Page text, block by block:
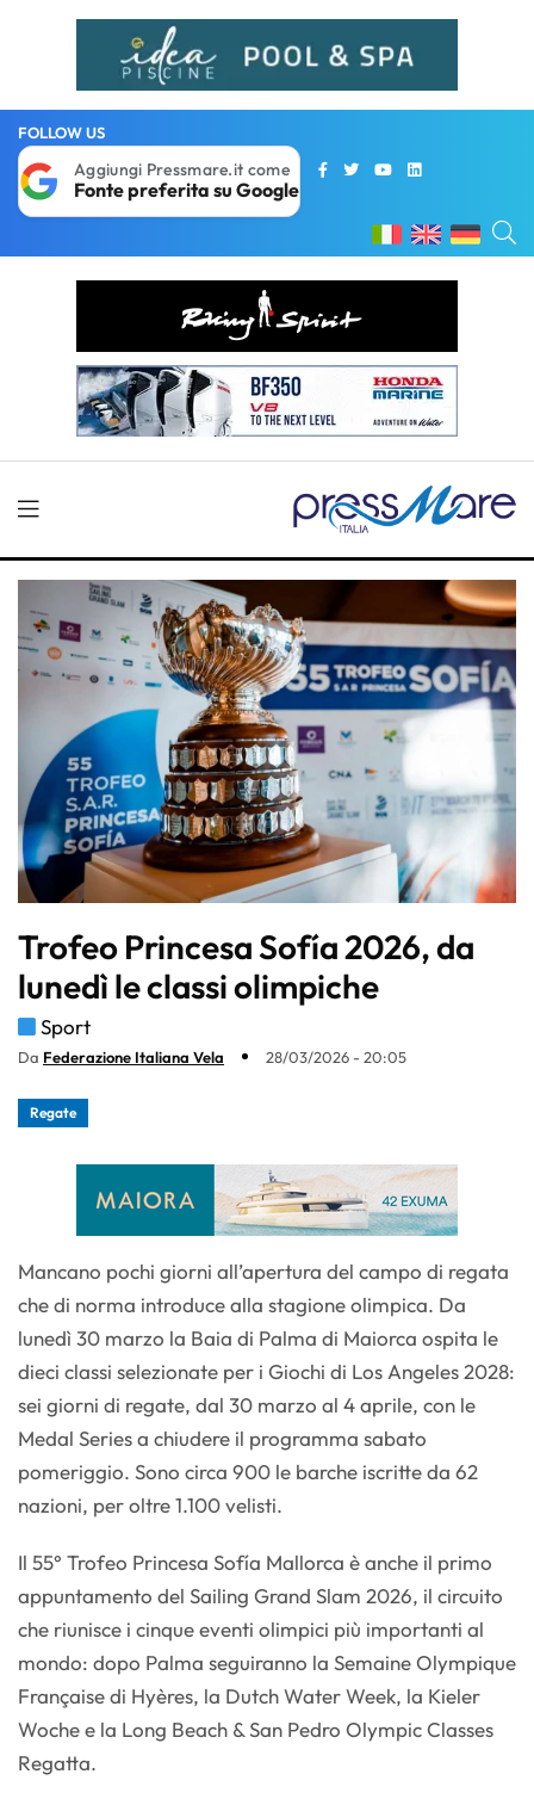
FOLLOW US
Aggiungi Pressmare.it come
Fonte preferita su Google
Trofeo Princesa Sofía 2026, da
lunedì le classi olimpiche
Sport
Da Federazione Italiana Vela 28/03/2026 - 20:05
Regate
Mancano pochi giorni all’apertura del campo di regata
che di norma introduce alla stagione olimpica. Da
lunedì 30 marzo la Baia di Palma di Maiorca ospita le
dieci classi selezionate per i Giochi di Los Angeles 2028:
sei giorni di regate, dal 30 marzo al 4 aprile, con le
Medal Series a chiudere il programma sabato
pomeriggio. Sono circa 900 le barche iscritte da 62
nazioni, per oltre 1.100 velisti.
Il 55° Trofeo Princesa Sofía Mallorca è anche il primo
appuntamento del Sailing Grand Slam 2026, il circuito
che riunisce i cinque eventi olimpici più importanti al
mondo: dopo Palma seguiranno la Semaine Olympique
Française di Hyères, la Dutch Water Week, la Kieler
Woche e la Long Beach & San Pedro Olympic Classes
Regatta.